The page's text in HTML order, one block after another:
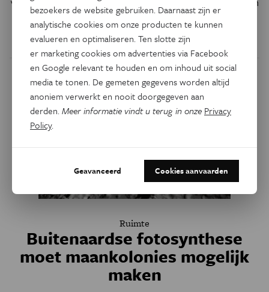
en weer kunnen pendelen tussen de aarde en Mars.
DoorHans Plets
Ruimte
Buitenaardse fotosynthese
moet maankolonies mogelijk
maken
bezoekers de website gebruiken. Daarnaast zijn er
analytische cookies om onze producten te kunnen
evalueren en optimaliseren. Ten slotte zijn
er marketing cookies om advertenties via Facebook
en Google relevant te houden en om inhoud uit social
media te tonen. De gemeten gegevens worden altijd
anoniem verwerkt en nooit doorgegeven aan
derden.Meer informatie vindt u terug in onze Privacy
Policy.
Geavanceerd Cookies aanvaarden